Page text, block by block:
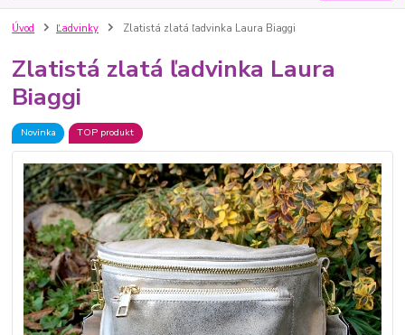
Úvod Ľadvinky Zlatistá zlatá ľadvinka Laura Biaggi
Zlatistá zlatá ľadvinka Laura
Biaggi
Novinka TOP produkt